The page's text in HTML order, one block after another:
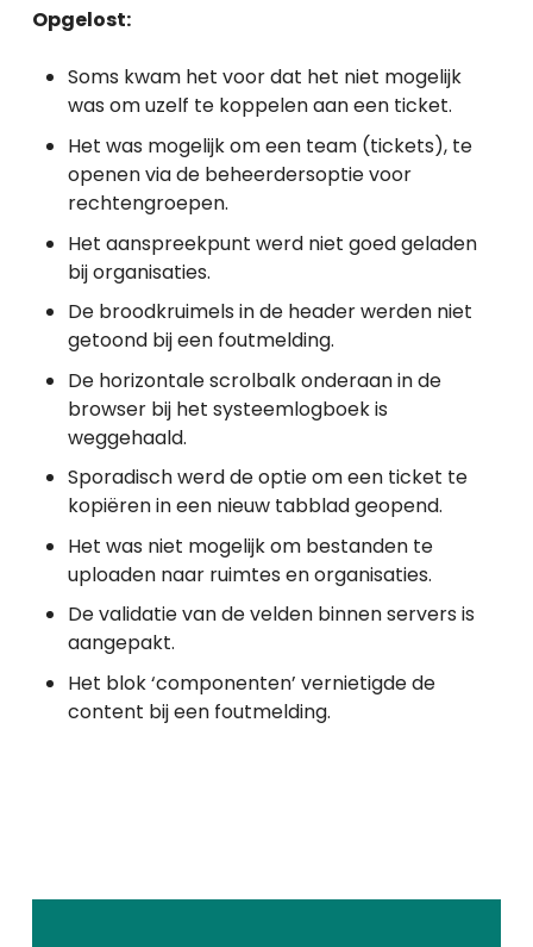
Opgelost:
Soms kwam het voor dat het niet mogelijk
was om uzelf te koppelen aan een ticket.
Het was mogelijk om een team (tickets), te
openen via de beheerdersoptie voor
rechtengroepen.
Het aanspreekpunt werd niet goed geladen
bij organisaties.
De broodkruimels in de header werden niet
getoond bij een foutmelding.
De horizontale scrolbalk onderaan in de
browser bij het systeemlogboek is
weggehaald.
Sporadisch werd de optie om een ticket te
kopiëren in een nieuw tabblad geopend.
Het was niet mogelijk om bestanden te
uploaden naar ruimtes en organisaties.
De validatie van de velden binnen servers is
aangepakt.
Het blok ‘componenten’ vernietigde de
content bij een foutmelding.